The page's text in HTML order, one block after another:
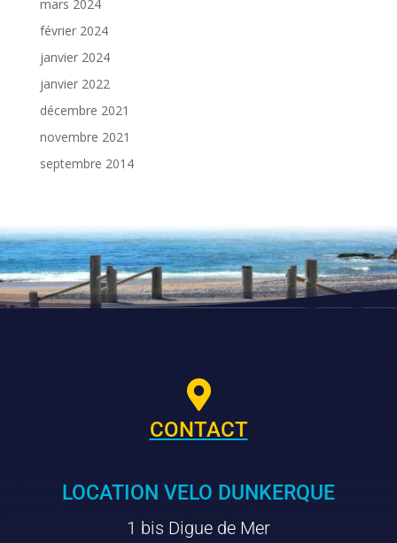
mars 2024
février 2024
janvier 2024
janvier 2022
décembre 2021
novembre 2021
septembre 2014

CONTACT
LOCATION VELO DUNKERQUE
1 bis Digue de Mer